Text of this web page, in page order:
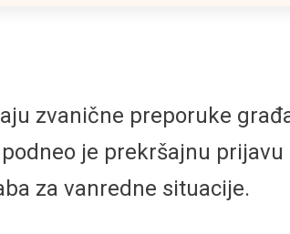
zvanične preporuke
je prekršajnu
za vanredne situacije.